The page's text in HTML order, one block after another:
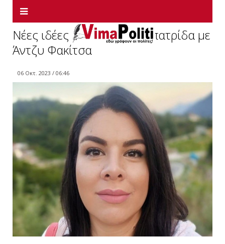
Νέες ιδέες για την ορεινή πατρίδα με
Άντζυ Φακίτσα
06 Οκτ. 2023 / 06:46